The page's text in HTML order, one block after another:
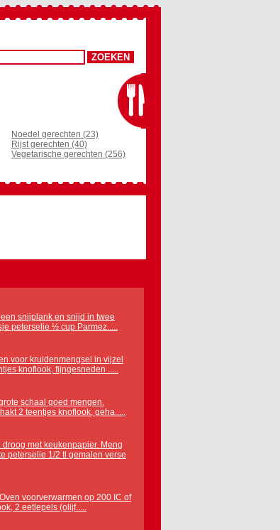
Noedel gerechten (23)
Rijst gerechten (40)
Vegetarische gerechten (256)
snijplank en snijd in twee
peterselie ½ cup Parmez.....
voor kruidenmengsel in vijzel
knoflook, fijngesneden .....
schaal goed mengen.
2 teentjes knoflook, geha.....
met keukenpapier. Meng
peterselie 1/2 tl gemalen verse
Oven voorverwarmen op 200 IC of
2 eetlepels (olijf.....